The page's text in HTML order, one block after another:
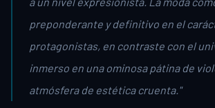
preponderante y definitivo en el
protagonistas, en contraste con el
inmerso en una ominosa pátina de
atmósfera de estética cruenta."